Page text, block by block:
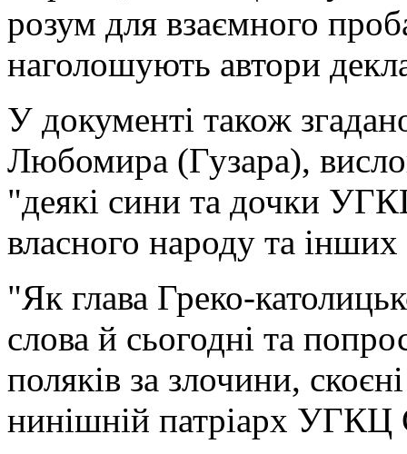
розум для взаємного
наголошують автори
У документі також
Любомира (Гузара),
"деякі сини та дочки
власного народу та інших
"Як глава Греко-
слова й сьогодні та
поляків за злочини,
нинішній патріарх УГКЦ